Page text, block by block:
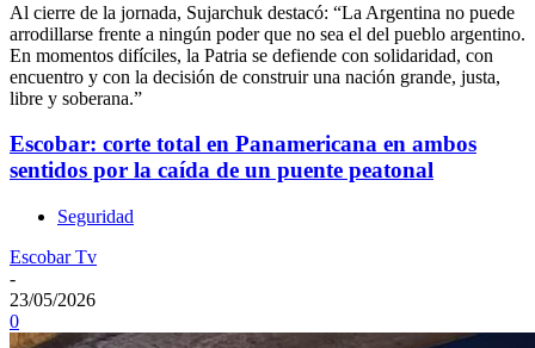
Al cierre de la jornada, Sujarchuk destacó: “La Argentina no puede
arrodillarse frente a ningún poder que no sea el del pueblo argentino.
En momentos difíciles, la Patria se defiende con solidaridad, con
encuentro y con la decisión de construir una nación grande, justa,
libre y soberana.”
Escobar: corte total en Panamericana en ambos
sentidos por la caída de un puente peatonal
Seguridad
Escobar Tv
-
23/05/2026
0